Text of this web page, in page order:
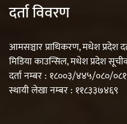
दर्ता विवरण
आमसञ्चार प्राधिकरण, मधेश प्रदेश
मिडिया काउन्सिल, मधेश प्रदेश
दर्ता नम्बर : १८००३/४४५/०८०/०८१
स्थायी लेखा नम्बर : ११८३३७४६९